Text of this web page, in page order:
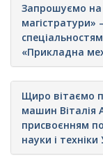
Запрошуємо на
магістратури»
«Прикладна
Щиро вітаємо
машин Віталія
присвоєнням
науки і техніки